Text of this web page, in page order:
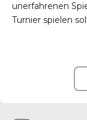
unerfahrenen
Turnier spielen